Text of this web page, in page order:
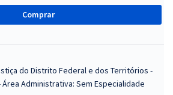
Comprar
do Distrito Federal e dos Territórios -
Administrativa: Sem Especialidade